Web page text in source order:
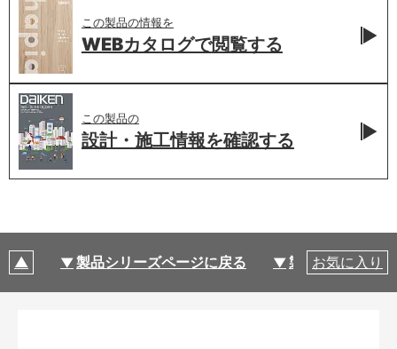
この製品の情報を
WEBカタログで閲覧する
この製品の
設計・施工情報を確認する
製品シリーズページに戻る 製品仕様
お気に入り